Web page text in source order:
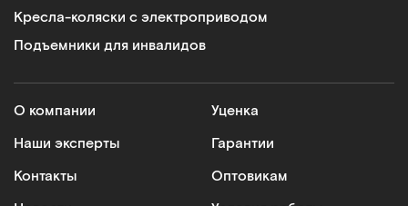
Кресла-коляски с электроприводом
Подъемники для инвалидов
О компании
Наши эксперты
Контакты
Уценка
Гарантии
Оптовикам